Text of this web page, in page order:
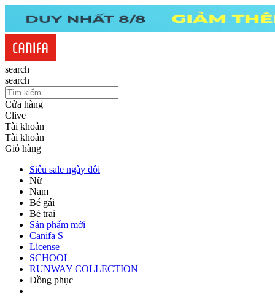
search
search
Cửa hàng
Clive
Tài khoản
Tài khoản
Giỏ hàng
Siêu sale ngày đôi
Nữ
Nam
Bé gái
Bé trai
Sản phẩm mới
Canifa S
License
SCHOOL
RUNWAY COLLECTION
Đồng phục